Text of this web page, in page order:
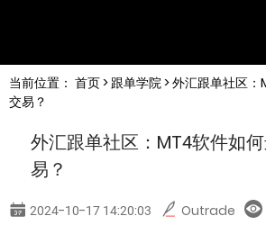
English
简体中文
当前位置： 首页> 跟单学院> 外汇跟单社区
交易？
外汇跟单社区：MT4软件如
易？
2024-10-17 14:20:03 Outrade